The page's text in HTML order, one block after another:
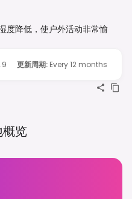
度降低，使户外活动非常愉
更新周期: Every 12 months
概览